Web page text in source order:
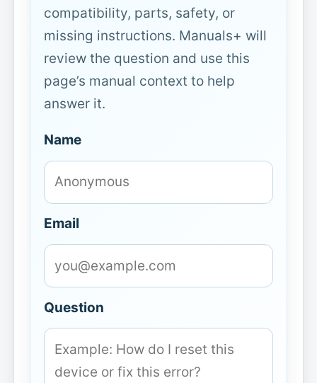
compatibility, parts, safety, or
missing instructions. Manuals+ will
review the question and use this
page’s manual context to help
answer it.
Name
Email
Question